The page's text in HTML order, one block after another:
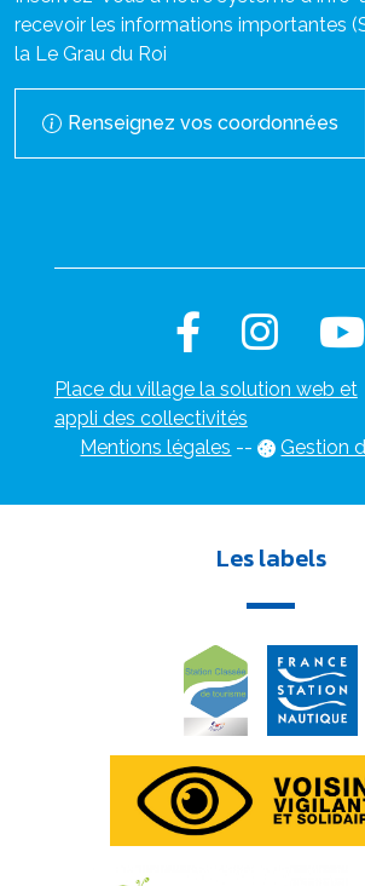
recevoir les informations importantes
la Le Grau du Roi
Renseignez vos coordonnées
Place du village la solution web et
appli des collectivités
Mentions légales -- Gestion
Les labels